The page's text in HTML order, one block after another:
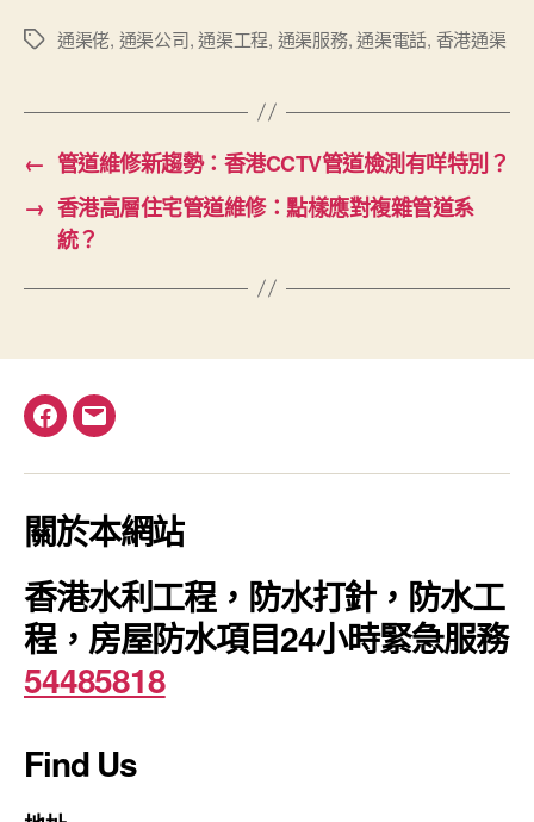
Tags通渠佬, 通渠公司,通渠工程, 通渠服務,通渠電話, 香港通渠
← 管道維修新趨勢：香港CCTV管道檢測有咩特別？
→ 香港高層住宅管道維修：點樣應對複雜管道系
統？
Facebook
電
關於本網站
香港水利工程，防水打針，防水工
程，房屋防水項目24小時緊急服務
54485818
Find Us